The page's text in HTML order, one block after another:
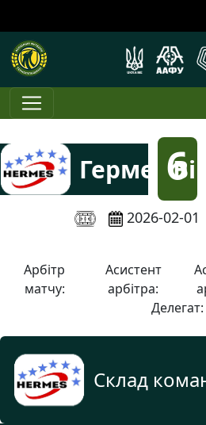
Гермес-7
6
:
2026-02-01
Арбітр
матчу:
Асистент
арбітра:
Делегат:
Склад